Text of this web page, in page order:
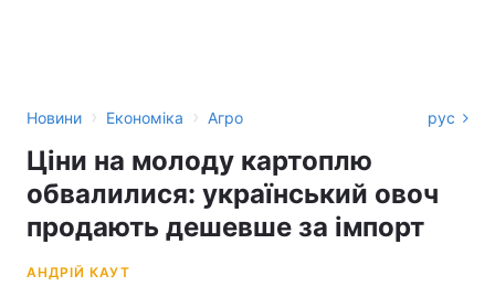
Новини › Економіка › Агро рус
Ціни на молоду картоплю
обвалилися: український овоч
продають дешевше за імпорт
АНДРІЙ КАУТ